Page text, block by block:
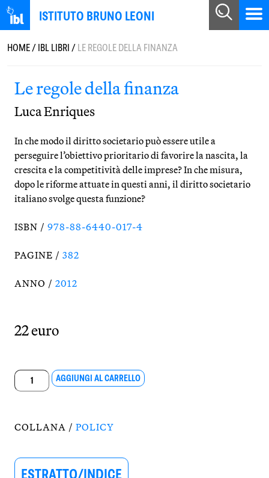
ISTITUTO BRUNO LEONI
HOME/IBL LIBRI/LE REGOLE DELLA FINANZA
Le regole della finanza
Luca Enriques
In che modo il diritto societario può essere utile a
perseguire l’obiettivo prioritario di favorire la na­scita, la
crescita e la competitività delle imprese? In che misura,
dopo le riforme attuate in questi anni, il diritto societario
italiano svolge questa funzione?
ISBN / 978-88-6440-017-4
PAGINE / 382
ANNO / 2012
22 euro
Le
regole
quantità
AGGIUNGI AL CARRELLO
COLLANA / POLICY